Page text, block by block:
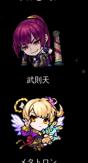
武則天